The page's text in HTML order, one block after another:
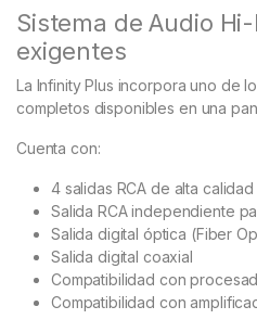
Sistema de Audio
exigentes
La Infinity Plus incorpora uno de
completos disponibles en una
Cuenta con:
4 salidas RCA de alta
Salida RCA independiente
Salida digital óptica (Fiber
Salida digital coaxial
Compatibilidad con
Compatibilidad con